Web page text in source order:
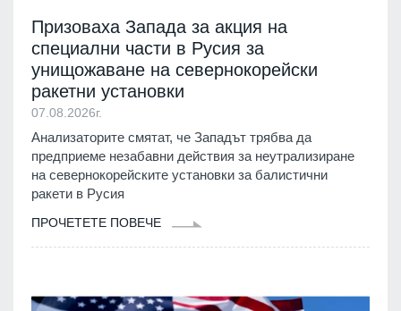
Призоваха Запада за акция на
специални части в Русия за
унищожаване на севернокорейски
ракетни установки
07.08.2026г.
Анализаторите смятат, че Западът трябва да
предприеме незабавни действия за неутрализиране
на севернокорейските установки за балистични
ракети в Русия
ПРОЧЕТЕТЕ ПОВЕЧЕ